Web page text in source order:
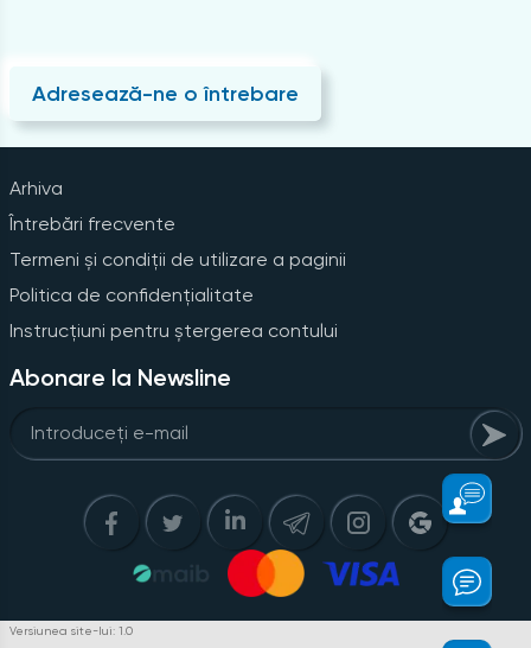
Adresează-ne o întrebare
Arhiva
Întrebări frecvente
Termeni și condiții de utilizare a paginii
Politica de confidențialitate
Instrucțiuni pentru ștergerea contului
Abonare la Newsline
Versiunea site-lui: 1.0